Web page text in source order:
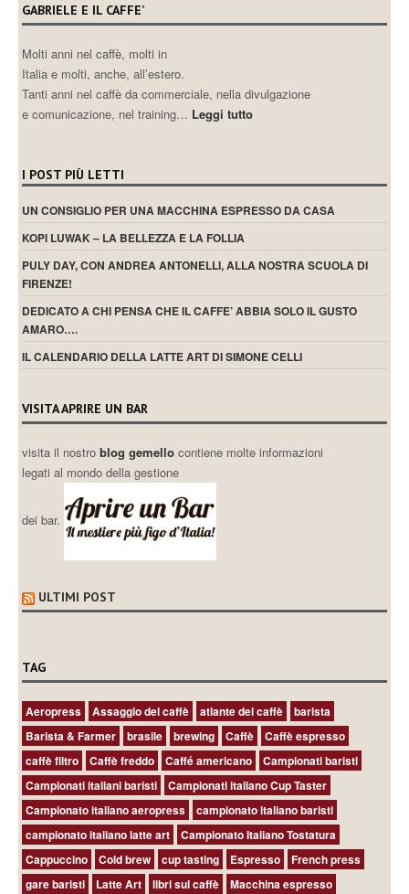
GABRIELE E IL CAFFE’
Molti anni nel caffè, molti in
Italia e molti, anche, all’estero.
Tanti anni nel caffè da commerciale, nella divulgazione
e comunicazione, nel training… Leggi tutto
I POST PIÙ LETTI
UN CONSIGLIO PER UNA MACCHINA ESPRESSO DA CASA
KOPI LUWAK – LA BELLEZZA E LA FOLLIA
PULY DAY, CON ANDREA ANTONELLI, ALLA NOSTRA SCUOLA DI
FIRENZE!
DEDICATO A CHI PENSA CHE IL CAFFE’ ABBIA SOLO IL GUSTO
AMARO….
IL CALENDARIO DELLA LATTE ART DI SIMONE CELLI
VISITA APRIRE UN BAR
visita il nostroblog gemellocontiene molte informazioni
legati al mondo della gestione
dei bar.
ULTIMI POST
TAG
Aeropress Assaggio del caffè atlante del caffè
barista
Barista & Farmer
brasile brewing Caffè
Caffè espresso
caffè filtro
Caffè freddo Caffé americano
Campionati baristi
Campionati italiani baristi
Campionati italiano Cup Taster
Campionato italiano aeropress
campionato italiano baristi
campionato italiano latte art
Campionato Italiano Tostatura
Cappuccino
Cold brew cup tasting Espresso
French press
gare baristi
Latte Art libri sul caffè
Macchina espresso